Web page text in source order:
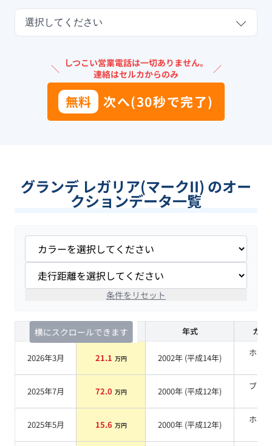
選択してください
＼ しつこい営業電話は一切ありません。
連絡はセルカからのみ
／
無料 次へ(30秒で完了)
グランデ レガリア(マークII) のオー
クションデータ一覧
条件をリセット
横にスクロールできます
査定時期 セルカ実績 年式 カラ
2026年3月 21.1 万円 2002年 (平成14年)
ホワ
2025年7月 72.0 万円 2000年 (平成12年)
ブラ
2025年5月 15.6 万円 2000年 (平成12年)
ホワ